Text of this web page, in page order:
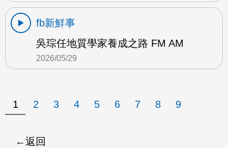
fb新鮮事
吳琮任地質學家養成之路 FM AM
2026/05/29
1 2 3 4 5 6 7 8 9
返回